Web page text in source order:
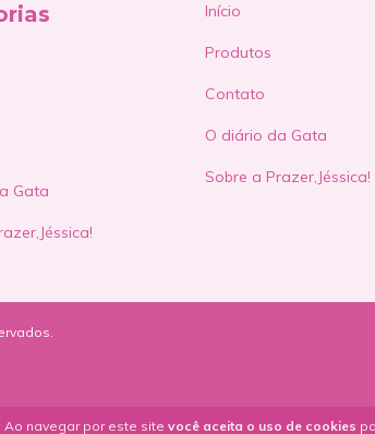
Ao navegar por este site você aceita o uso de cookies
Gata
Início
Produtos
Contato
O diário da Gata
Sobre a Prazer,Jéssica!